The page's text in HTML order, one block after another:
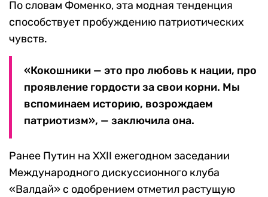
По словам Фоменко, эта модная тенденция
способствует пробуждению патриотических
чувств.
«Кокошники — это про любовь к нации, про
проявление гордости за свои корни. Мы
вспоминаем историю, возрождаем
патриотизм», — заключила она.
Ранее Путин на XXII ежегодном заседании
Международного дискуссионного клуба
«Валдай» с одобрением отметил растущую